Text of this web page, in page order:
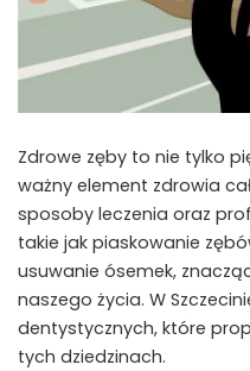
Zdrowe zęby to nie tylko
ważny element zdrowia
sposoby leczenia oraz
takie jak piaskowanie
usuwanie ósemek,
naszego życia. W
dentystycznych, które
tych dziedzinach.